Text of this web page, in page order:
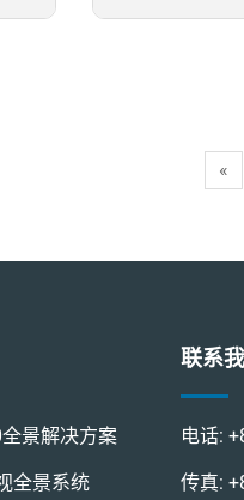
«
景解决方案
全景系统
联系
电话:
传真: